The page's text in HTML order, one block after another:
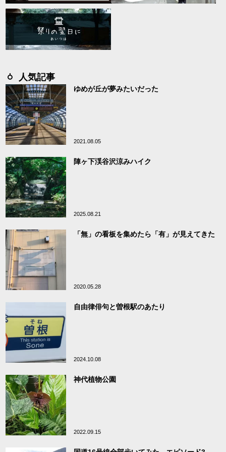
人気記事
ゆめが丘が夢みたいだった
2021.08.05
陣ヶ下渓谷沢涼みハイク
2025.08.21
「無」の看板を集めたら「有」が見えてきた
2020.05.28
自由律俳句と曽根駅のあたり
2024.10.08
神代植物公園
2022.09.15